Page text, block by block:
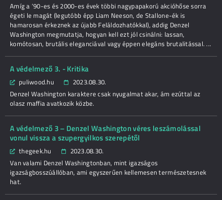
Amíg a ’90-es és 2000-es évek többi nagypapakorú akcióhőse sorra
égeti le magát (legutóbb épp Liam Neeson, de Stallone-ék is
hamarosan érkeznek az újabb Feláldozhatókkal), addig Denzel
Washington megmutatja, hogyan kell ezt jól csinálni: lassan,
komótosan, brutális eleganciával vagy éppen elegáns brutalitással. ...
A védelmező 3. - Kritika
puliwood.hu
2023.08.30.
Denzel Washington karaktere csak nyugalmat akar, ám ezúttal az
olasz maffia avatkozik közbe.
A védelmező 3 – Denzel Washington véres leszámolással
vonul vissza a szupergyilkos szerepétől
thegeek.hu
2023.08.30.
Van valami Denzel Washingtonban, mint igazságos
igazságbosszúállóban, ami egyszerűen kellemesen természetesnek
hat.